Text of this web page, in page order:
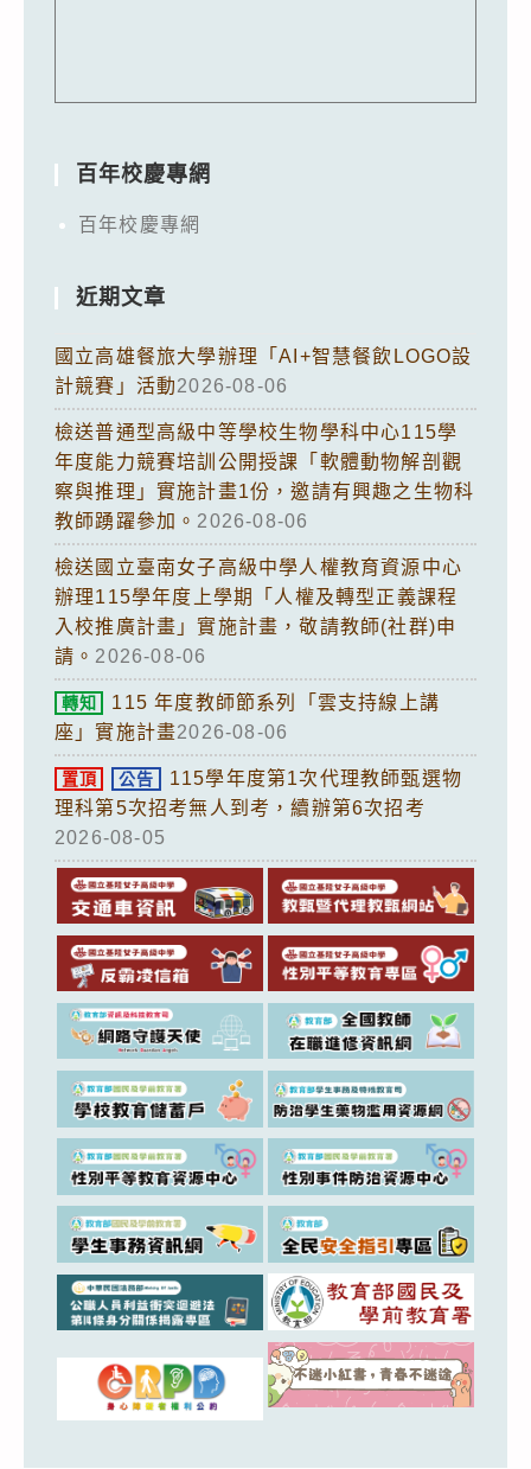
百年校慶專網
百年校慶專網
近期文章
國立高雄餐旅大學辦理「AI+智慧餐飲LOGO設
計競賽」活動2026-08-06
檢送普通型高級中等學校生物學科中心115學
年度能力競賽培訓公開授課「軟體動物解剖觀
察與推理」實施計畫1份，邀請有興趣之生物科
教師踴躍參加。 2026-08-06
檢送國立臺南女子高級中學人權教育資源中心
辦理115學年度上學期「人權及轉型正義課程
入校推廣計畫」實施計畫，敬請教師(社群)申
請。 2026-08-06
轉知
115 年度教師節系列「雲支持線上講
座」實施計畫2026-08-06
置頂 公告
115學年度第1次代理教師甄選物
理科第5次招考無人到考，續辦第6次招考
2026-08-05